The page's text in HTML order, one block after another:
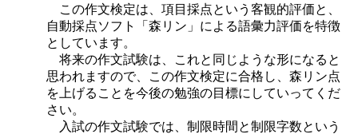
この作文検定は、項目採点という客観的評価と、
自動採点ソフト「森リン」による語彙力評価を特徴
としています。
将来の作文試験は、これと同じような形になると
思われますので、この作文検定に合格し、森リン点
を上げることを今後の勉強の目標にしていってくだ
さい。
入試の作文試験では、制限時間と制限字数という